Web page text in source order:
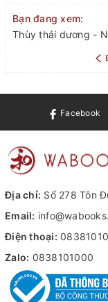
Bạn đang xem:
Facebook
Địa chỉ: Số 278 Tôn
Email:
Điện thoại:
Zalo: 0838101000